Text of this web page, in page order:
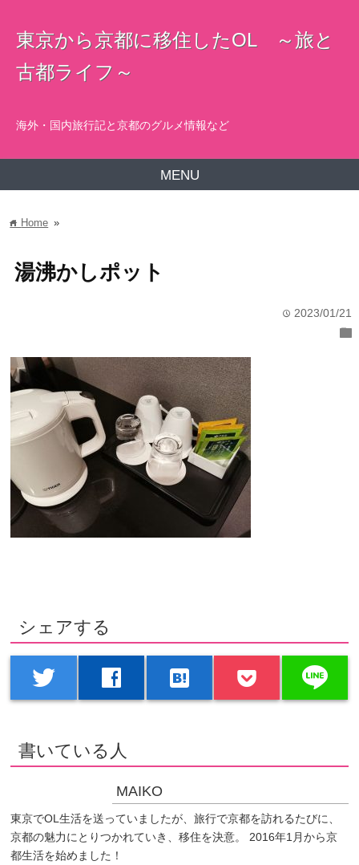
東京から京都に移住したOL ～旅と
古都ライフ～
海外・国内旅行記と京都のグルメ情報など
MENU
home Home »
湯沸かしポット
time 2023/01/21
folder
シェアする
twitter facebook hatenabookmark line
書いている人
MAIKO
東京でOL生活を送っていましたが、旅行で京都を訪れるたびに、
京都の魅力にとりつかれていき、移住を決意。 2016年1月から京
都生活を始めました！